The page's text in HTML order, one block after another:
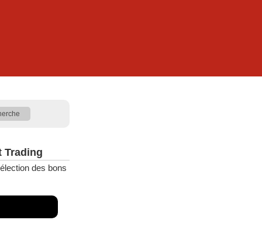
Trading
des bons